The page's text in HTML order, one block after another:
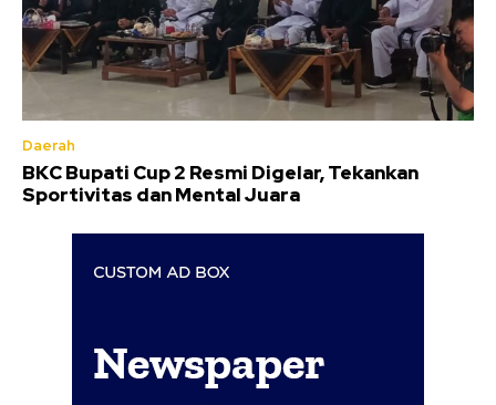
Daerah
BKC Bupati Cup 2 Resmi Digelar, Tekankan
Sportivitas dan Mental Juara